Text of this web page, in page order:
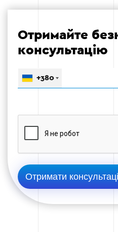
перевірки знань.
Етап 6:
Запуск CRM у
інтеграції.
Отримайте
консультацію
+380